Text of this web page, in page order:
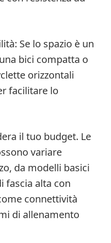
Se lo spazio è un
bici compatta o
orizzontali
facilitare lo
il tuo budget. Le
variare
da modelli basici
fascia alta con
connettività
di allenamento